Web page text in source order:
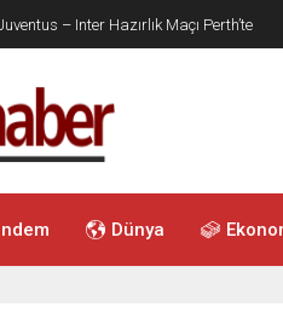
– Inter Hazırlık Maçı Perth’te
Dünya